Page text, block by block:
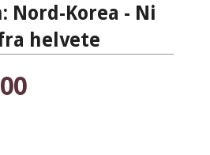
Nord-Korea - Ni
helvete